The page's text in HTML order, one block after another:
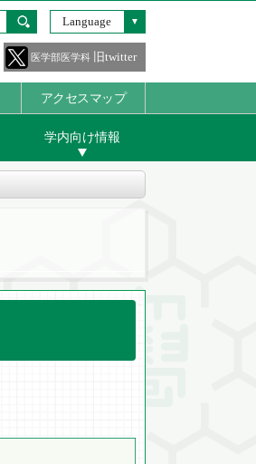
医学部医学科 旧twitter
Language
アクセスマップ
学内向け情報